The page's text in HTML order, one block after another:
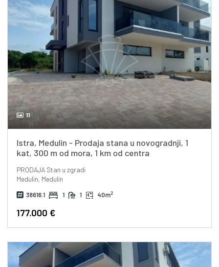
11
Istra, Medulin - Prodaja stana u novogradnji, 1
kat, 300 m od mora, 1 km od centra
PRODAJAStan u zgradi
Medulin, Medulin
38616.1 1 1 40m2
177.000 €